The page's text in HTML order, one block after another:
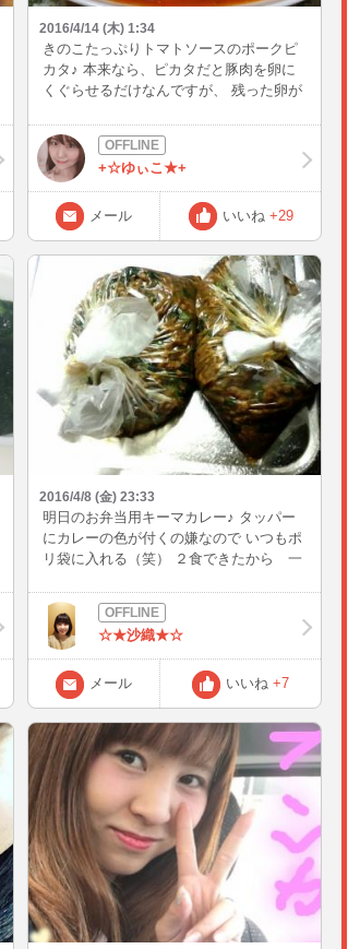
2016/4/14 (木) 1:34
きのこたっぷりトマトソースのポークピ
カタ♪ 本来なら、ピカタだと豚肉を卵に
くぐらせるだけなんですが、 残った卵が
様に焼いてます☆ とんぺい焼きのトマト
ソースの方が近いかな(*^-^*) きのこは3種
類以上入れると旨味がアップするみたい
ですよ～
+☆ゆぃこ★+
メール いいね +29
2016/4/8 (金) 23:33
明日のお弁当用キーマカレー♪ タッパー
にカレーの色が付くの嫌なので いつもポ
リ袋に入れる（笑） ２食できたから 一
持って行くぞ！！ ちょっと仮眠して ２
５時以降またログインします～ 遊んでネ
☆
☆★沙織★☆
メール いいね +7